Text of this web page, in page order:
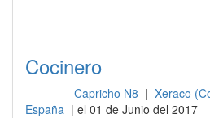
Cocinero
Capricho N8 | Xeraco
España | el 01 de Junio del 2017